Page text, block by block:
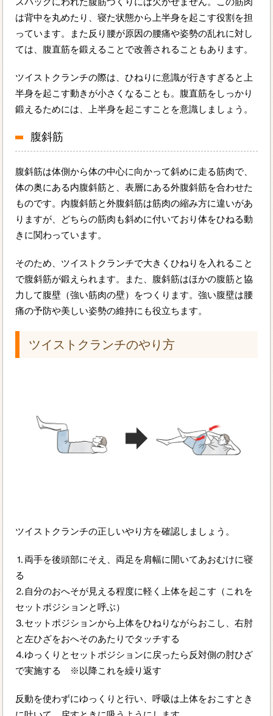
は背中を丸めたり、寝た状態から上半身を起こす役割を担
っています。また反り腰が原因の腰痛や姿勢の乱れに対し
ては、腹直筋を鍛えることで改善されることもあります。
ツイストクランチの際は、ひねりに意識が行きすぎると上
半身を起こす動きが小さくなることも。腹直筋をしっかり
鍛えるためには、上半身を起こすことを意識しましょう。
腹斜筋
腹斜筋は体側から体の中心に向かって斜めに走る筋肉で、
体の奥にある内腹斜筋と、表層にある外腹斜筋を合わせた
ものです。内腹斜筋と外腹斜筋は筋肉の縮み方に違いがあ
りますが、どちらの筋肉も斜めに付いており体をひねる動
きに関わっています。
そのため、ツイストクランチで大きくひねりを入れること
で腹斜筋が鍛えられます。また、腹斜筋はほかの腹筋と協
力して腹壁（強い筋肉の壁）をつくります。強い腹壁は腰
痛の予防や美しい姿勢の維持にも役立ちます。
ツイストクランチのやり方
ツイストクランチの正しいやり方を確認しましょう。
⒈両手を後頭部にそえ、両足を肩幅に開いてあおむけに寝
る
⒉自分のおへそが見える程度に軽く上体を起こす（これを
セットポジションと呼ぶ）
⒊セットポジションから上体をひねりながらおこし、右肘
と左ひざをおへそのあたりでタッチする
⒋ゆっくりとセットポジションに戻ったら反対側の肘ひざ
で実施する ※以降これを繰り返す
反動を使わずにゆっくりと行い、呼吸は上体をおこすとき